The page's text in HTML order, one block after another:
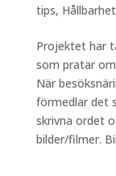
tips, Hållbarhet
Projektet har
som pratar
När
förmedlar det
skrivna ordet
bilder/filmer.